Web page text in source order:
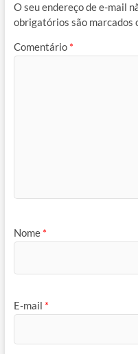
O seu endereço de e-mail
obrigatórios são marcados
Comentário *
Nome *
E-mail *